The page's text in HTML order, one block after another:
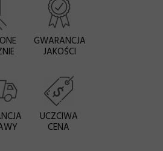
UCZCIWA
CENA
GWARANCJA
JAKOŚCI